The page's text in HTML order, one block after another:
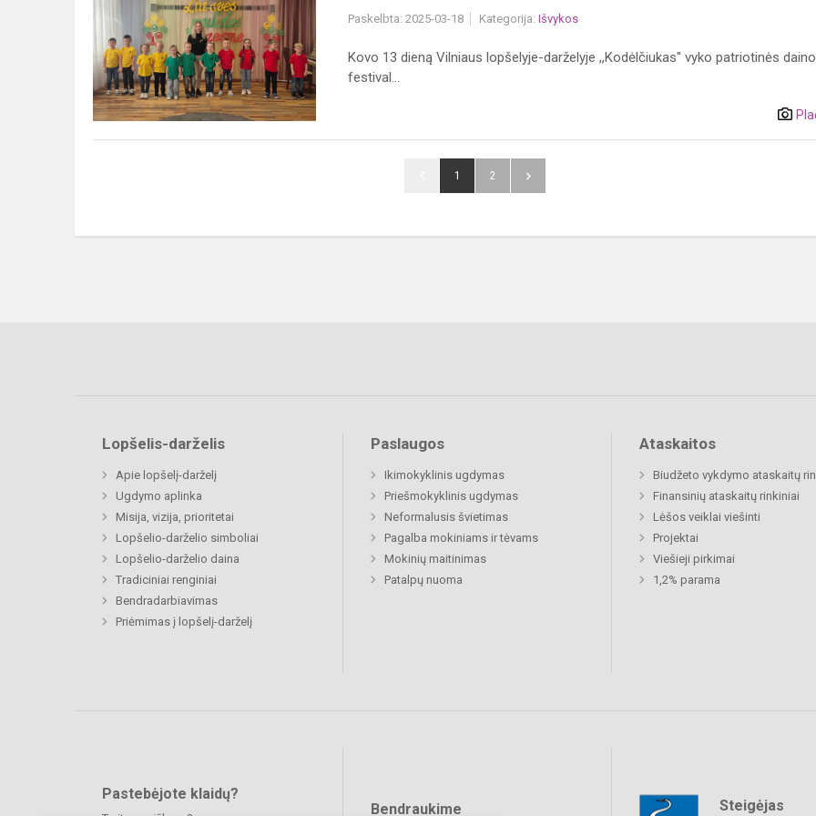
festivalis
,,Laisvės
paukštės
giesmė"
Paskelbta: 2025-03-18 Kategorija: Išvykos
Kovo 13 dieną Vilniaus lopšelyje-darželyje ,,Kodėlčiukas" vyko patriotinės
festival...
1 2
Lopšelis-darželis
Apie lopšelį-darželį
Ugdymo aplinka
Misija, vizija, prioritetai
Lopšelio-darželio simboliai
Lopšelio-darželio daina
Tradiciniai renginiai
Bendradarbiavimas
Priėmimas į lopšelį-darželį
Paslaugos
Ikimokyklinis ugdymas
Priešmokyklinis ugdymas
Neformalusis švietimas
Pagalba mokiniams ir tėvams
Mokinių maitinimas
Patalpų nuoma
Ataskaitos
Biudžeto vykdymo ataskaitų
Finansinių ataskaitų rinkiniai
Lėšos veiklai viešinti
Projektai
Viešieji pirkimai
1,2% parama
Pastebėjote klaidų?
Bendraukime Steigėjas